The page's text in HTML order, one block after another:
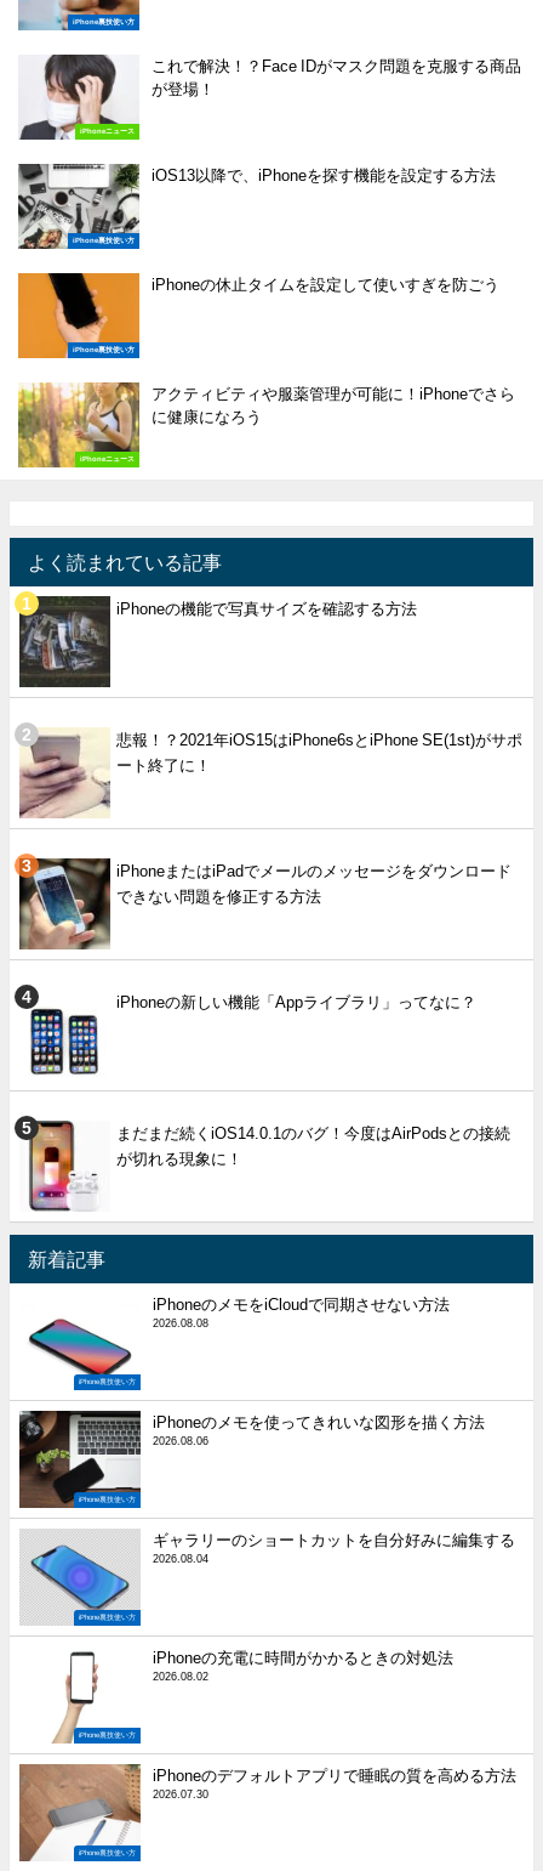
iPhone裏技使い方
iPhoneニュース
これで解決！？Face IDがマスク問題を克服する商品
が登場！
iPhone裏技使い方
iOS13以降で、iPhoneを探す機能を設定する方法
iPhone裏技使い方
iPhoneの休止タイムを設定して使いすぎを防ごう
iPhoneニュース
アクティビティや服薬管理が可能に！iPhoneでさら
に健康になろう
よく読まれている記事
iPhoneの機能で写真サイズを確認する方法
悲報！？2021年iOS15はiPhone6sとiPhone SE(1st)がサポ
ート終了に！
iPhoneまたはiPadでメールのメッセージをダウンロード
できない問題を修正する方法
iPhoneの新しい機能「Appライブラリ」ってなに？
まだまだ続くiOS14.0.1のバグ！今度はAirPodsとの接続
が切れる現象に！
新着記事
iPhone裏技使い方
iPhoneのメモをiCloudで同期させない方法
2026.08.08
iPhone裏技使い方
iPhoneのメモを使ってきれいな図形を描く方法
2026.08.06
iPhone裏技使い方
ギャラリーのショートカットを自分好みに編集する
2026.08.04
iPhone裏技使い方
iPhoneの充電に時間がかかるときの対処法
2026.08.02
iPhone裏技使い方
iPhoneのデフォルトアプリで睡眠の質を高める方法
2026.07.30